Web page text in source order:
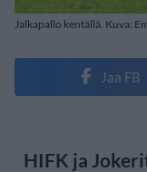
Jalkapallo kentällä. Kuva:
Jaa FB
HIFK ja